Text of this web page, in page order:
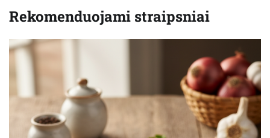
Rekomenduojami straipsniai